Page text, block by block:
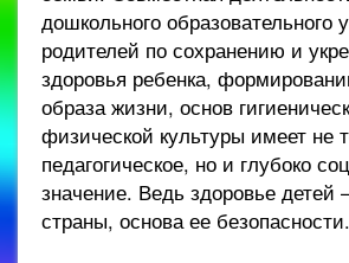
дошкольного образовательного
родителей по сохранению и
здоровья ребенка,
образа жизни, основ
физической культуры имеет не
педагогическое, но и глубоко
значение. Ведь здоровье детей
страны, основа ее безопасности.